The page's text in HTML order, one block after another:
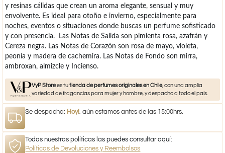
y resinas cálidas que crean un aroma elegante, sensual y muy
envolvente. Es ideal para otoño e invierno, especialmente para
noches, eventos o situaciones donde buscas un perfume sofisticado
y con presencia. Las Notas de Salida son pimienta rosa, azafrán y
Cereza negra. Las Notas de Corazón son rosa de mayo, violeta,
peonía y madera de cachemira. Las Notas de Fondo son mirra,
ambroxan, almizcle y Incienso.
VyP Storees tutienda de perfumes originales en Chile, con una amplia
variedad de fragancias para mujer y hombre, y despacho a todo el país.
Se despacha: Hoy!, aún estamos antes de las 15:00hrs.
Todas nuestras políticas las puedes consultar aquí:
Políticas de Devoluciones y Reembolsos